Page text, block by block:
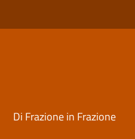
Di Frazione in Frazione